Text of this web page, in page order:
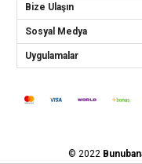
Bize Ulaşın
Sosyal Medya
Uygulamalar
© 2022